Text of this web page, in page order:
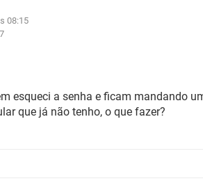
08:15
esqueci a senha e ficam mandando
que já não tenho, o que fazer?